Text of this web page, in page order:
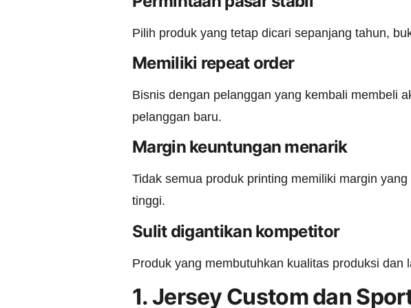
Pilih produk yang tetap dicari sepanjang tahun,
Memiliki repeat order
Bisnis dengan pelanggan yang kembali membeli
pelanggan baru.
Margin keuntungan menarik
Tidak semua produk printing memiliki margin
tinggi.
Sulit digantikan kompetitor
Produk yang membutuhkan kualitas produksi
1. Jersey Custom dan